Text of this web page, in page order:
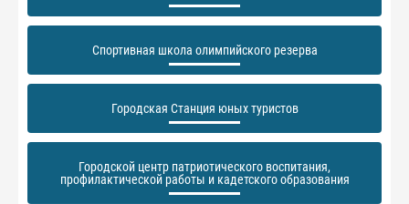
Спортивная школа олимпийского резерва
Городская Станция юных туристов
Городской центр патриотического воспитания,
профилактической работы и кадетского образования